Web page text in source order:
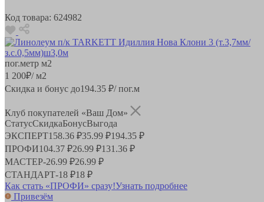
Код товара: 624982
пог.метр м2
1 200₽/ м2
Скидка и бонус до194.35 ₽/ пог.м
Клуб покупателей «Ваш Дом»
СтатусСкидкаБонусВыгода
ЭКСПЕРТ158.36 ₽35.99 ₽194.35 ₽
ПРОФИ104.37 ₽26.99 ₽131.36 ₽
МАСТЕР-26.99 ₽26.99 ₽
СТАНДАРТ-18 ₽18 ₽
Как стать «ПРОФИ» сразу!Узнать подробнее
Привезём